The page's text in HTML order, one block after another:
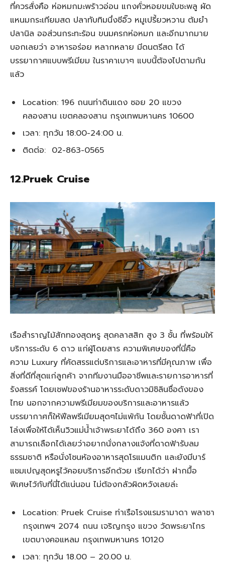
ที่ควรสั่งคือ ห่อหมกมะพร้าวอ่อน แกงคั่วหอยขมใบชะพลู ผัด
แหนมกระเทียมสด ปลาทับทิมนึ่งซีอิ๊ว หมูเปรี้ยวหวาน ต้มยำ
ปลานิล ออส่วนกระทะร้อน ขนมครกห่อหมก และอีกมากมาย
บอกเลยว่า อาหารอร่อย หลากหลาย มีดนตรีสด ได้
บรรยากาศแบบพรีเมียม ในราคาเบาๆ แบบนี้ต้องไปตามกัน
แล้ว
Location: 196 ถนนท่าดินแดง ซอย 20 แขวง
คลองสาน เขตคลองสาน กรุงเทพมหานคร 10600
เวลา: ทุกวัน 18:00-24:00 น.
ติดต่อ: 02-863-0565
12.Pruek Cruise
เรือสำราญไม้สักทองสุดหรู สุดคลาสสิก สูง 3 ชั้น ที่พร้อมให้
บริการระดับ 6 ดาว แก่ผู้โดยสาร ความพิเศษของที่นี่คือ
ความ Luxury ที่คัดสรรแต่บริการและอาหารที่มีคุณภาพ เพื่อ
สิ่งที่ดีที่สุดแก่ลูกค้า จากทีมงานมืออาชีพและรายการอาหารที่
รังสรรค์ โดยเชฟของร้านอาหารระดับดาวมิชิลินชื่อดังของ
ไทย นอกจากความพรีเมียมของบริการและอาหารแล้ว
บรรยากาศก็ให้ฟีลพรีเมียมสุดๆไม่แพ้กัน โดยชั้นดาดฟ้าที่เปิด
โล่งเพื่อให้ได้เห็นวิวแม่น้ำเจ้าพระยาได้ถึง 360 องศา เรา
สามารถเลือกได้เลยว่าอยากนั่งกลางแจ้งที่ดาดฟ้ารับลม
ธรรมชาติ หรือนั่งโซนห้องอาหารสุดโรแมนติก และยังมีบาร์
แชมเปญสุดหรูไว้คอยบริการอีกด้วย เรียกได้ว่า ฝากมื้อ
พิเศษไว้กับที่นี่ได้แน่นอน ไม่ต้องกลัวผิดหวังเลยล่ะ
Location: Pruek Cruise ท่าเรือโรงแรมรามาดา พลาซา
กรุงเทพฯ 2074 ถนน เจริญกรุง แขวง วัดพระยาไกร
เขตบางคอแหลม กรุงเทพมหานคร 10120
เวลา: ทุกวัน 18.00 – 20.00 น.